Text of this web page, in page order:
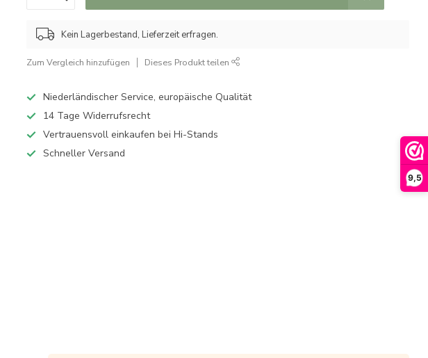
9,5
Kein Lagerbestand, Lieferzeit erfragen.
Zum Vergleich hinzufügen Dieses Produkt teilen
Niederländischer Service, europäische Qualität
14 Tage Widerrufsrecht
Vertrauensvoll einkaufen bei Hi-Stands
Schneller Versand